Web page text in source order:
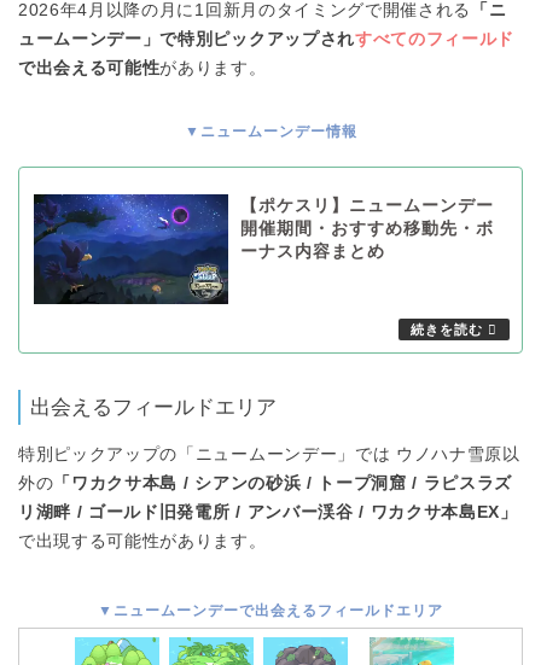
2026年4月以降の月に1回新月のタイミングで開催される
「ニ
ュームーンデー」で特別ピックアップされすべてのフィールド
で出会える可能性があります。
▼ニュームーンデー情報
【ポケスリ】ニュームーンデー
開催期間・おすすめ移動先・ボ
ーナス内容まとめ
出会えるフィールドエリア
特別ピックアップの「ニュームーンデー」では ウノハナ雪原以
外の 「ワカクサ本島 / シアンの砂浜 / トープ洞窟 / ラピスラズ
リ湖畔 / ゴールド旧発電所 / アンバー渓谷 / ワカクサ本島EX」
で出現する可能性があります。
▼ニュームーンデーで出会えるフィールドエリア